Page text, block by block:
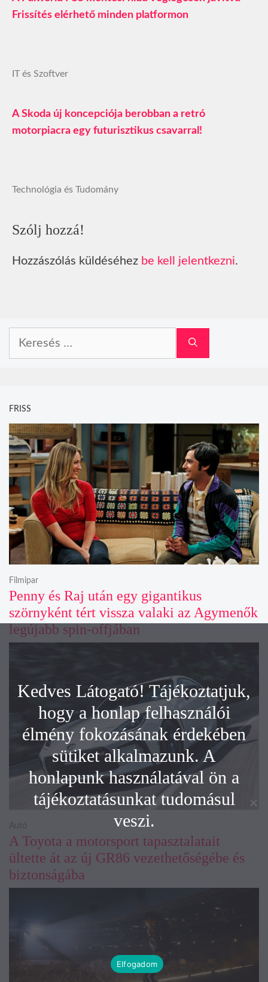
Frissítés elérhető minden platformon
IT és Szoftver
A Skoda új koncepciója berobban a retró
motorpiacra egy futurisztikus csavarral!
Technológia és Tudomány
Szólj hozzá!
Hozzászólás küldéséhez be kell jelentkezni.
FRISS
Penny és Raj után egy gigantikus
szörnyként tért vissza valaki az Agymenők
legújabb spin-offjában
Filmipar
A Toyota a motorsport tapasztalatait
ültette át az új GR86 vezethetőségébe és
biztonságába
Autó
Kedves Látogató! Tájékoztatjuk,
hogy a honlap felhasználói
élmény fokozásának érdekében
sütiket alkalmazunk. A
honlapunk használatával ön a
tájékoztatásunkat tudomásul
veszi.
Elfogadom